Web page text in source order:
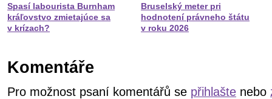
Spasí labourista Burnham
kráľovstvo zmietajúce sa
v krízach?
Bruselský meter pri
hodnotení právneho štátu
v roku 2026
Komentáře
Pro možnost psaní komentářů se přihlašte nebo